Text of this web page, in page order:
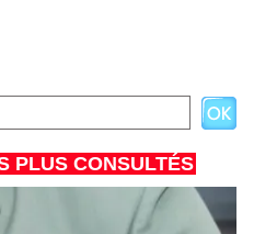
PLUS CONSULTÉS